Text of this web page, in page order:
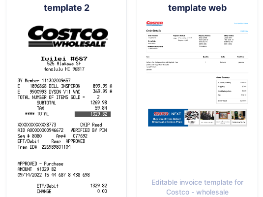
template 2
template web
Editable invoice template for
Costco - wholesale